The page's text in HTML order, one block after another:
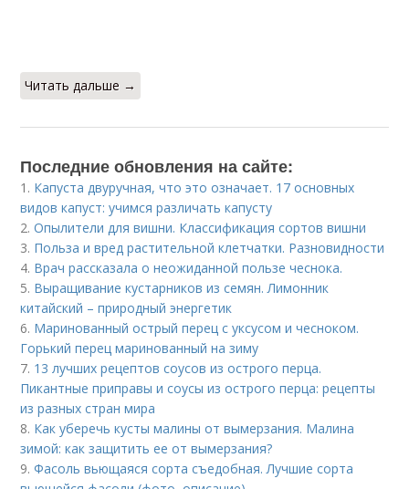
Читать дальше →
Последние обновления на сайте:
1. Капуста двуручная, что это означает. 17 основных
видов капуст: учимся различать капусту
2.Опылители для вишни. Классификация сортов вишни
3. Польза и вред растительной клетчатки. Разновидности
4. Врач рассказала о неожиданной пользе чеснока.
5. Выращивание кустарников из семян. Лимонник
китайский – природный энергетик
6. Маринованный острый перец с уксусом и чесноком.
Горький перец маринованный на зиму
7. 13 лучших рецептов соусов из острого перца.
Пикантные приправы и соусы из острого перца: рецепты
из разных стран мира
8. Как уберечь кусты малины от вымерзания. Малина
зимой: как защитить ее от вымерзания?
9.Фасоль вьющаяся сорта съедобная. Лучшие сорта